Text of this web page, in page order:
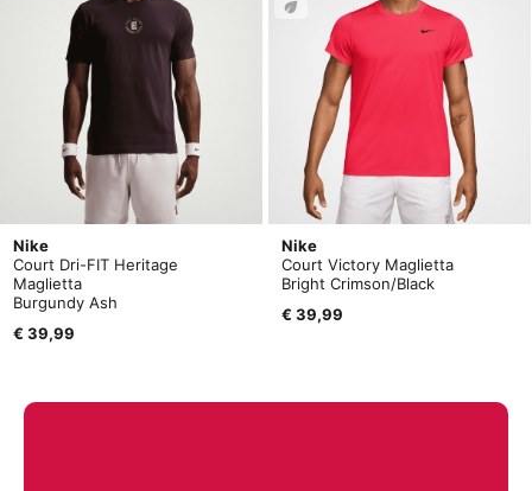
Nike
Court Dri-FIT Heritage
Maglietta
Burgundy Ash
€ 39,99
Nike
Court Victory Maglietta
Bright Crimson/Black
€ 39,99